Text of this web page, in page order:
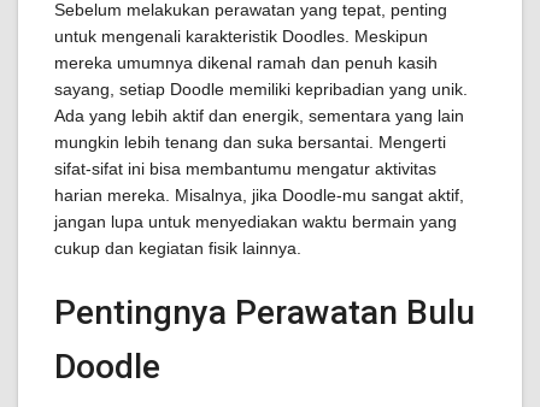
Sebelum melakukan perawatan yang tepat, penting
untuk mengenali karakteristik Doodles. Meskipun
mereka umumnya dikenal ramah dan penuh kasih
sayang, setiap Doodle memiliki kepribadian yang unik.
Ada yang lebih aktif dan energik, sementara yang lain
mungkin lebih tenang dan suka bersantai. Mengerti
sifat-sifat ini bisa membantumu mengatur aktivitas
harian mereka. Misalnya, jika Doodle-mu sangat aktif,
jangan lupa untuk menyediakan waktu bermain yang
cukup dan kegiatan fisik lainnya.
Pentingnya Perawatan Bulu
Doodle